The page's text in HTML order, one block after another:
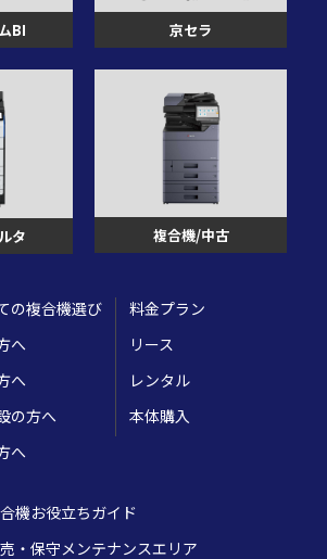
BI 京セラ
タ 複合機/中古
の複合機選び
へ
へ
の方へ
へ
料金プラン
リース
レンタル
本体購入
機お役立ちガイド
・保守メンテナンスエリア